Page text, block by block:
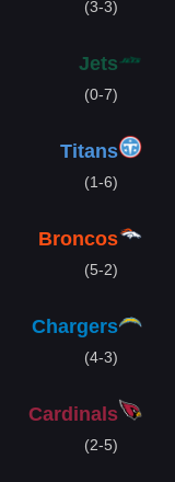
(3-3)
Jets
(0-7)
Titans
(1-6)
Broncos
(5-2)
Chargers
(4-3)
Cardinals
(2-5)